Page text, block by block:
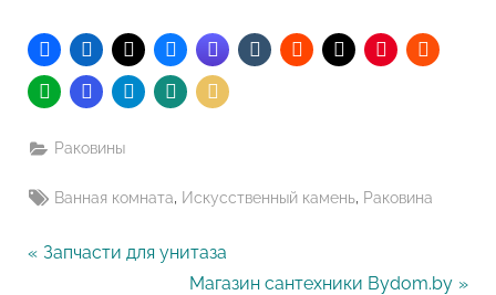
Раковины
Tags:
Ванная комната Искусственный камень Раковина
Навигация
P
Запчасти для унитаза
N
Магазин сантехники Bydom.by